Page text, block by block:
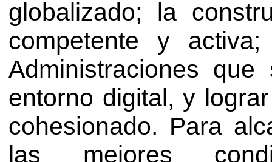
globalizado; la
competente y
Administraciones
entorno digital, y
cohesionado. Para
las mejores